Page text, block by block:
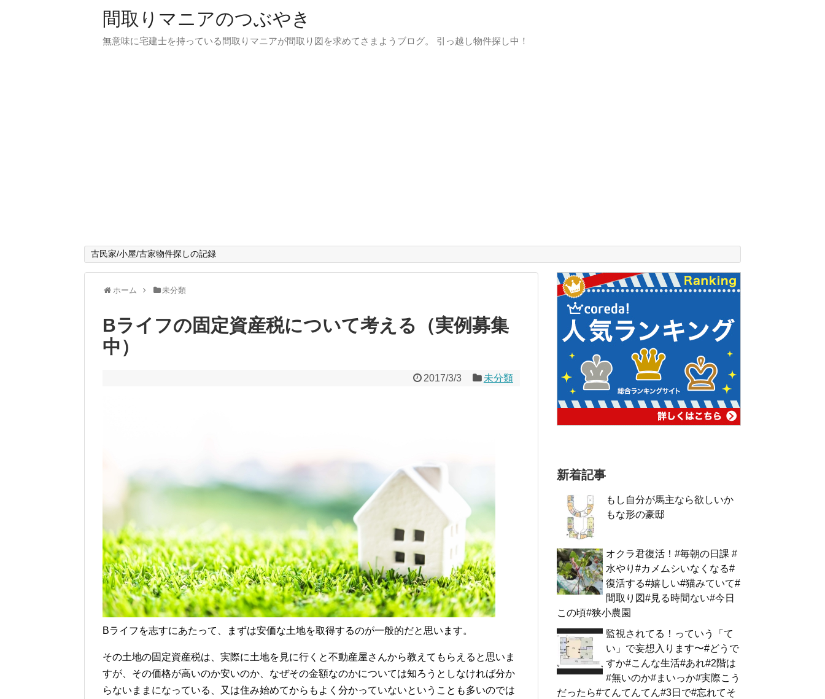
間取りマニアのつぶやき
無意味に宅建士を持っている間取りマニアが間取り図を求めてさまようブログ。 引っ越し物件探し中！
古民家/小屋/古家物件探しの記録
ホーム 未分類
Bライフの固定資産税について考える（実例募集
中）
2017/3/3 未分類
Bライフを志すにあたって、まずは安価な土地を取得するのが一般的だと思います。
その土地の固定資産税は、実際に土地を見に行くと不動産屋さんから教えてもらえると思いま
すが、その価格が高いのか安いのか、なぜその金額なのかについては知ろうとしなければ分か
らないままになっている、又は住み始めてからもよく分かっていないということも多いのでは
新着記事
もし自分が馬主なら欲しいか
もな形の豪邸
オクラ君復活！#毎朝の日課 #
水やり#カメムシいなくなる#
復活する#嬉しい#猫みていて#
間取り図#見る時間ない#今日
この頃#狭小農園
監視されてる！っていう「て
い」で妄想入ります〜#どうで
すか#こんな生活#あれ#2階は
#無いのか#まいっか#実際こう
だったら#てんてんてん#3日で#忘れてそ